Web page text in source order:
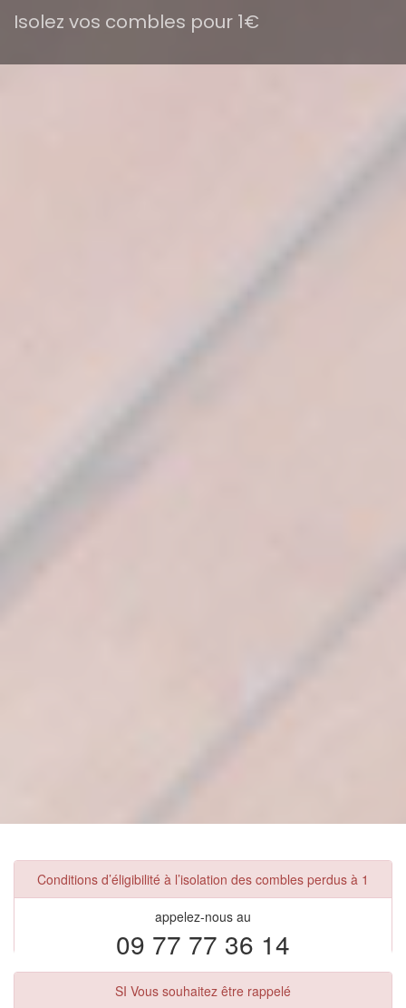
Isolez vos combles pour 1€
Conditions d’éligibilité à l’isolation des combles perdus à 1
appelez-nous au
09 77 77 36 14
SI Vous souhaitez être rappelé